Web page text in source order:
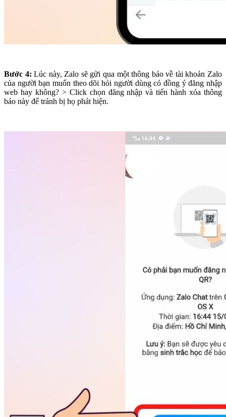
Bước 4: Lúc này, Zalo sẽ gửi qua một thông báo về tài khoản Zalo
của người bạn muốn theo dõi hỏi người dùng có đồng ý đăng nhập
web hay không? > Click chọn đăng nhập và tiến hành xóa thông
báo này để tránh bị họ phát hiện.